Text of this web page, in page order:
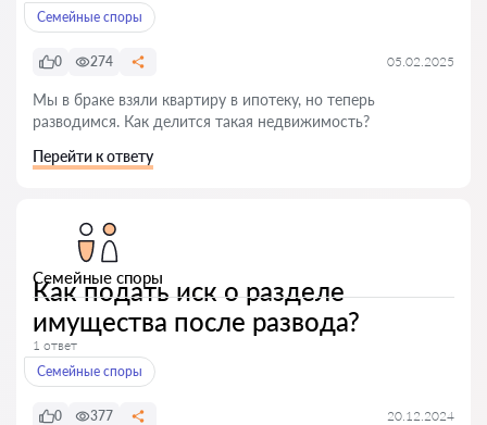
Семейные споры
0 274 05.02.2025
Мы в браке взяли квартиру в ипотеку, но теперь
разводимся. Как делится такая недвижимость?
Перейти к ответу
Семейные споры
Как подать иск о разделе
имущества после развода?
1 ответ
Семейные споры
0 377 20.12.2024